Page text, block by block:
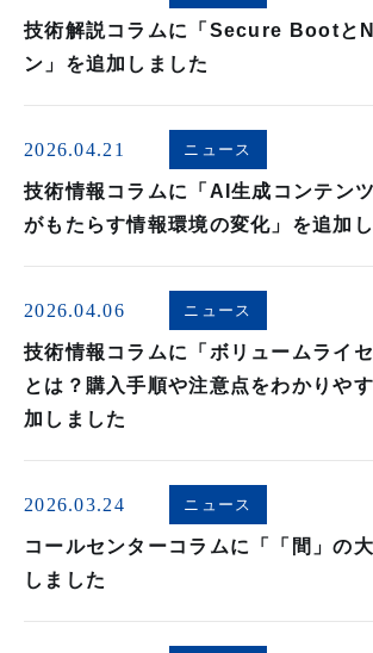
技術解説コラムに「Secure Bootと
ン」を追加しました
2026.04.21 ニュース
技術情報コラムに「AI生成コンテン
がもたらす情報環境の変化」を追加
2026.04.06 ニュース
技術情報コラムに「ボリュームライ
とは？購入手順や注意点をわかりや
加しました
2026.03.24 ニュース
コールセンターコラムに「「間」の
しました